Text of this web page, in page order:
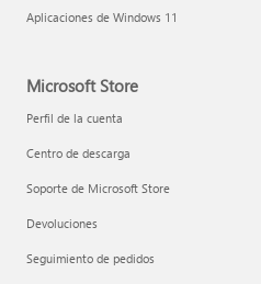
Aplicaciones de Windows 11
Microsoft Store
Perfil de la cuenta
Centro de descarga
Soporte de Microsoft Store
Devoluciones
Seguimiento de pedidos